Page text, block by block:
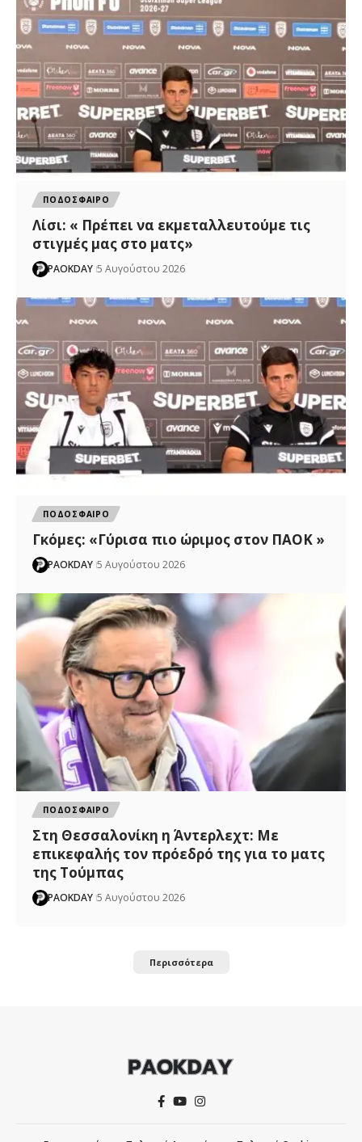
ΠΟΔΟΣΦΑΙΡΟ
Λίσι: « Πρέπει να εκμεταλλευτούμε τις
στιγμές μας στο ματς»
PAOKDAY 5 Αυγούστου 2026
ΠΟΔΟΣΦΑΙΡΟ
Γκόμες: «Γύρισα πιο ώριμος στον ΠΑΟΚ »
PAOKDAY 5 Αυγούστου 2026
ΠΟΔΟΣΦΑΙΡΟ
Στη Θεσσαλονίκη η Άντερλεχτ: Με
επικεφαλής τον πρόεδρό της για το ματς
της Τούμπας
PAOKDAY 5 Αυγούστου 2026
Περισσότερα